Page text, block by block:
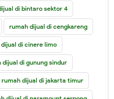
di bintaro sektor 4
rumah dijual di cengkareng
di cinere limo
dijual di gunung sindur
rumah dijual di jakarta timur